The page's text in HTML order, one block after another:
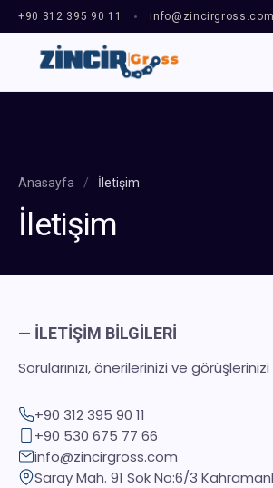
+90 312 395 90 11
Anasayfa / İletişim
İletişim
— İLETIŞIM BILGILERI
Sorularınızı, önerilerinizi ve
+90 312 395 90 11
+90 530 675 77 66
info@zincirgross.com
Saray Mah. 91 Sok No:6/3